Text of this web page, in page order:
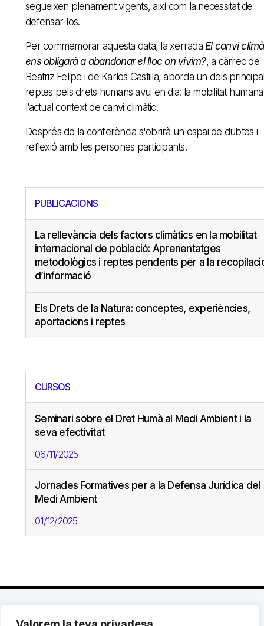
segueixen plenament vigents, així com la necessitat de
defensar-los.
Per commemorar aquesta data, la xerrada El canvi
ens obligarà a abandonar el lloc on vivim?, a càrrec de
Beatriz Felipe i de Karlos Castilla, aborda un dels
reptes pels drets humans avui en dia: la mobilitat
l’actual context de canvi climàtic.
Després de la conferència s'obrirà un espai de dubtes i
reflexió amb les persones participants.
PUBLICACIONS
La rellevància dels factors climàtics en la mobilitat
internacional de població: Aprenentatges
metodològics i reptes pendents per a la
d’informació
Els Drets de la Natura: conceptes, experiències,
aportacions i reptes
CURSOS
Seminari sobre el Dret Humà al Medi Ambient i la
seva efectivitat
06/11/2025
Jornades Formatives per a la Defensa Jurídica del
Medi Ambient
01/12/2025